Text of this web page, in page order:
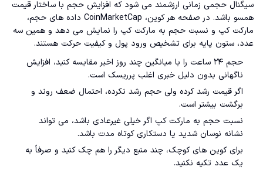
سیگنال حجمی زمانی ارزشمند می شود که افزایش حجم با ساختار قیمت
همسو باشد. در صفحه هر کوین، CoinMarketCap داده های حجم،
مارکت کپ و نسبت حجم به مارکت کپ را نمایش می دهد و همین سه
عدد، ستون پایه برای تشخیص ورود پول و کیفیت حرکت هستند.
حجم ۲۴ ساعت را با میانگین چند روز اخیر مقایسه کنید، افزایش
ناگهانی بدون دلیل خبری اغلب پرریسک است.
اگر قیمت رشد کرده ولی حجم رشد نکرده، احتمال ضعف روند و
برگشت بیشتر است.
نسبت حجم به مارکت کپ اگر خیلی غیرعادی باشد، می تواند
نشانه نوسان شدید یا دستکاری کوتاه مدت باشد.
برای کوین های کوچک، چند منبع دیگر را هم چک کنید و صرفاً به
یک عدد تکیه نکنید.